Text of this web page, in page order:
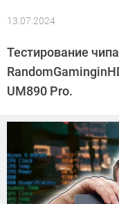
13.07.2024
Автор:
Калашников
Тестирование
UM890 Pro.